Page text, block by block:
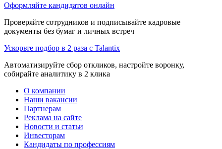
Оформляйте кандидатов онлайн
Проверяйте сотрудников и подписывайте кадровые
документы без бумаг и личных встреч
Ускорьте подбор в 2 раза с Talantix
Автоматизируйте сбор откликов, настройте воронку,
собирайте аналитику в 2 клика
О компании
Наши вакансии
Партнерам
Реклама на сайте
Новости и статьи
Инвесторам
Кандидаты по профессиям